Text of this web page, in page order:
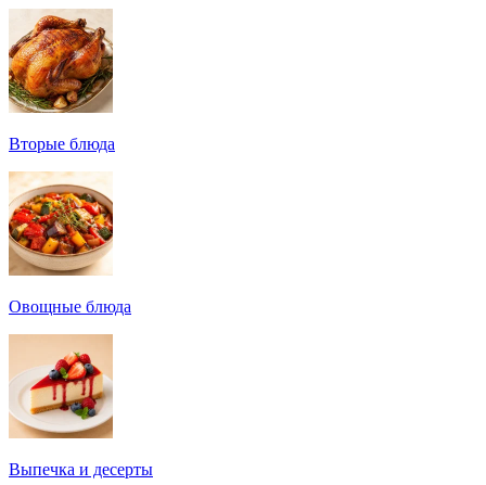
Вторые блюда
Овощные блюда
Выпечка и десерты